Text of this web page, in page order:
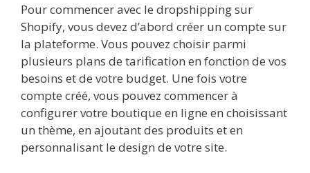
Pour commencer avec le dropshipping sur
Shopify, vous devez d’abord créer un compte sur
la plateforme. Vous pouvez choisir parmi
plusieurs plans de tarification en fonction de vos
besoins et de votre budget. Une fois votre
compte créé, vous pouvez commencer à
configurer votre boutique en ligne en choisissant
un thème, en ajoutant des produits et en
personnalisant le design de votre site.